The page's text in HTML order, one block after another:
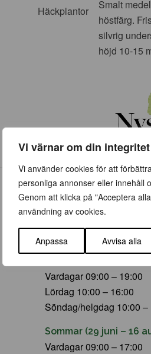
Vi värnar om din integritet
Vi använder cookies för att
personliga annonser eller innehåll
Genom att klicka på "Acceptera
användning av cookies.
Anpassa Avvisa alla
Häckplantor
Smalt
höstfärg.
silvrig
höjd 10-15
ÖPPETTIDER
Vardagar 09:00 – 19:00
Lördag 10:00 – 16:00
Söndag/helgdag 10:00 –
Sommar (29 juni – 16
Vardagar 09:00 – 17:00